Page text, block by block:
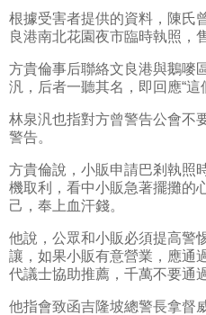
根據受害者提供的資料，陳氏
良港南北花園夜市臨時執照，
方貴倫事后聯絡文良港與鵝嘜
汎，后者一聽其名，即回應“這
林泉汎也指對方曾警告公會不
警告。
方貴倫說，小販申請巴剎執照
機取利，看中小販急著擺攤的
己，奉上血汗錢。
他說，公眾和小販必須提高警
讓，如果小販有意營業，應通
代議士協助推薦，千萬不要通
他指會致函吉隆坡總警長拿督